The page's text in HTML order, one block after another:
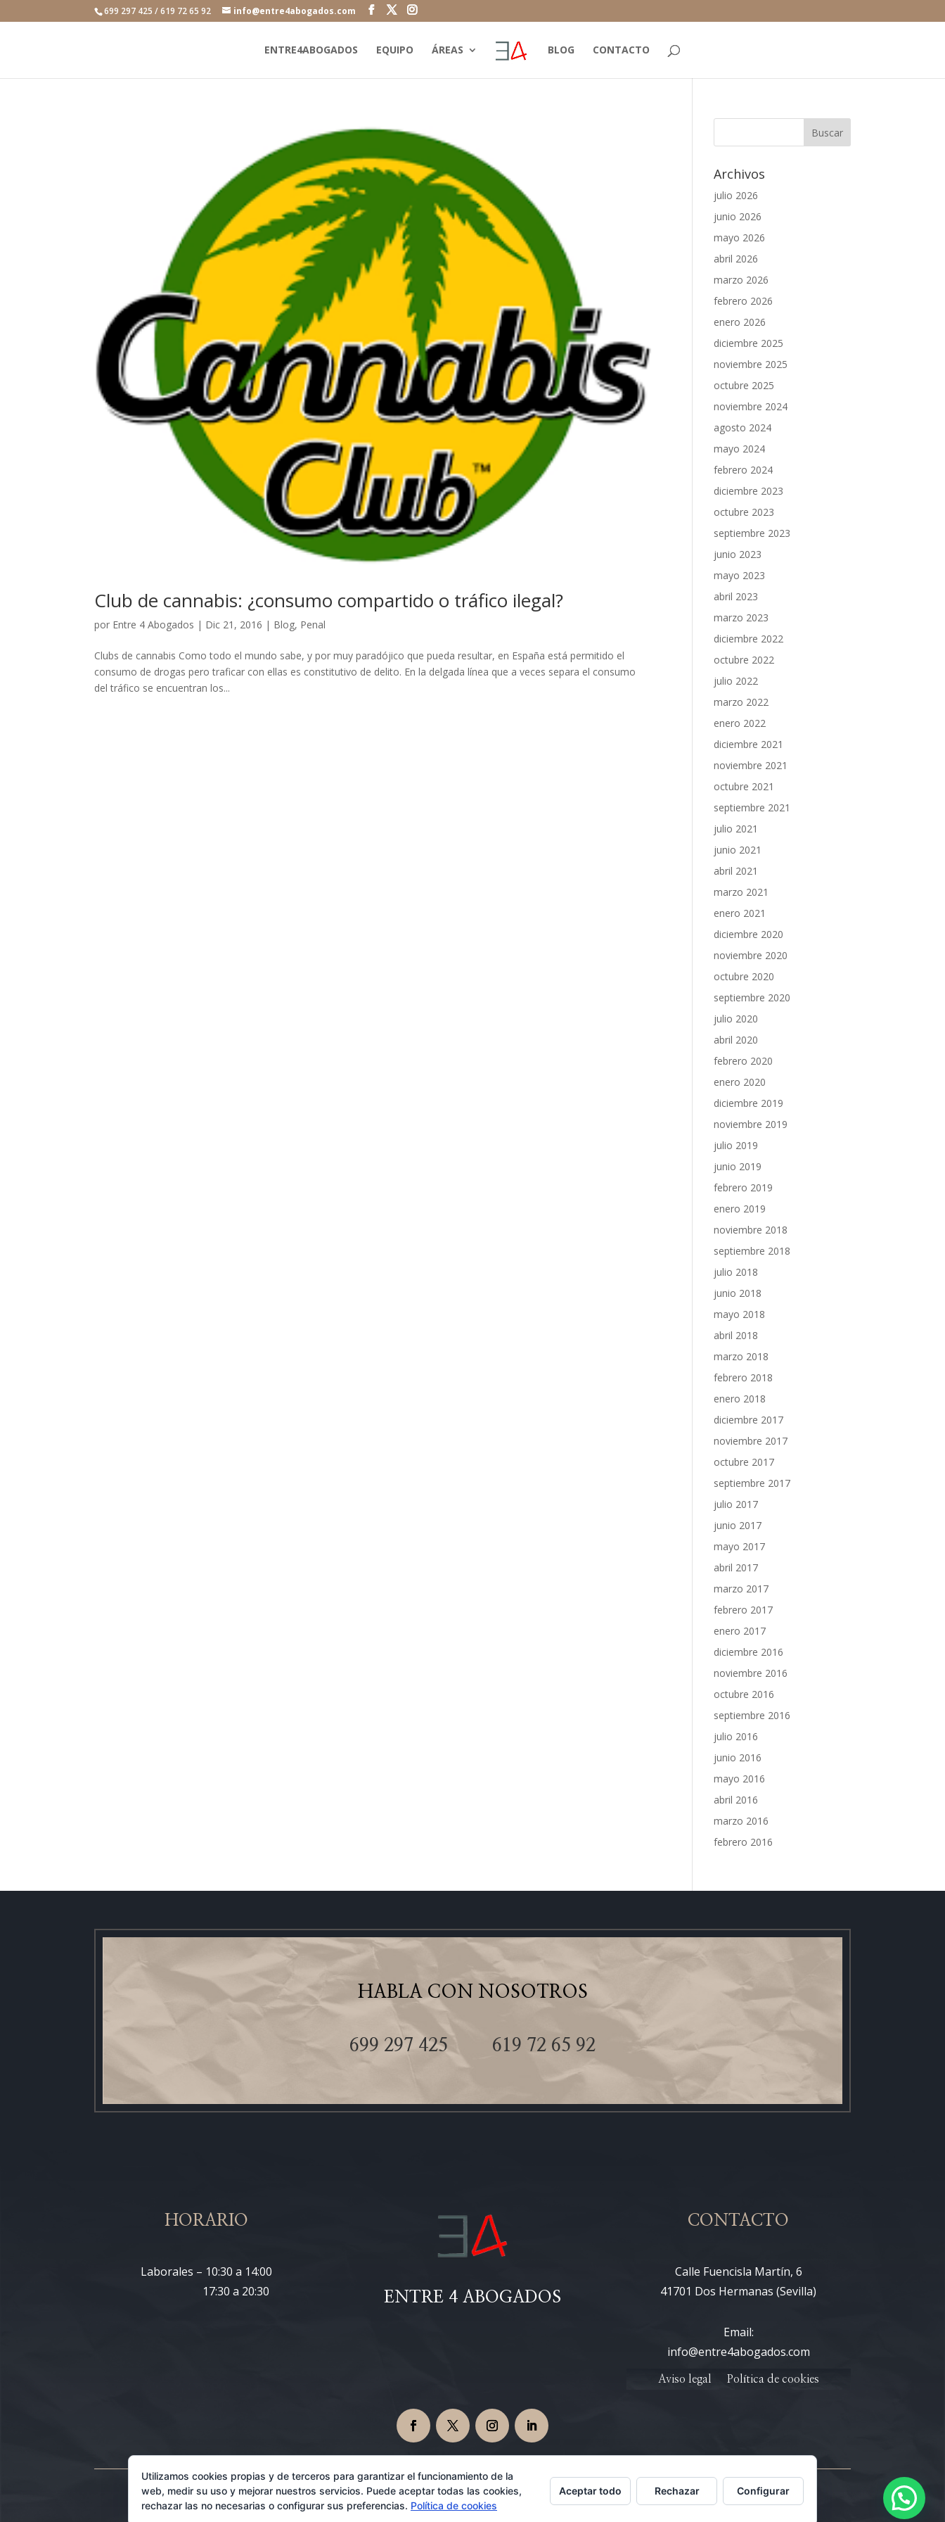
699 297 425 / 619 72 65 92 info@entre4abogados.com
ENTRE4ABOGADOS EQUIPO ÁREAS BLOG CONTACTO
Club de cannabis: ¿consumo compartido o tráfico ilegal?
por Entre 4 Abogados | Dic 21, 2016 | Blog, Penal
Clubs de cannabis Como todo el mundo sabe, y por muy paradójico que pueda resultar, en España está permitido el
consumo de drogas pero traficar con ellas es constitutivo de delito. En la delgada línea que a veces separa el consumo
del tráfico se encuentran los...
Archivos
julio 2026
junio 2026
mayo 2026
abril 2026
marzo 2026
febrero 2026
enero 2026
diciembre 2025
noviembre 2025
octubre 2025
noviembre 2024
agosto 2024
mayo 2024
febrero 2024
diciembre 2023
octubre 2023
septiembre 2023
junio 2023
mayo 2023
abril 2023
marzo 2023
diciembre 2022
octubre 2022
julio 2022
marzo 2022
enero 2022
diciembre 2021
noviembre 2021
octubre 2021
septiembre 2021
julio 2021
junio 2021
abril 2021
marzo 2021
enero 2021
diciembre 2020
noviembre 2020
octubre 2020
septiembre 2020
julio 2020
abril 2020
febrero 2020
enero 2020
diciembre 2019
noviembre 2019
julio 2019
junio 2019
febrero 2019
enero 2019
noviembre 2018
septiembre 2018
julio 2018
junio 2018
mayo 2018
abril 2018
marzo 2018
febrero 2018
enero 2018
diciembre 2017
noviembre 2017
octubre 2017
septiembre 2017
julio 2017
junio 2017
mayo 2017
abril 2017
marzo 2017
febrero 2017
enero 2017
diciembre 2016
noviembre 2016
octubre 2016
septiembre 2016
julio 2016
junio 2016
mayo 2016
abril 2016
marzo 2016
febrero 2016
HABLA CON NOSOTROS
699 297 425 619 72 65 92
HORARIO
Laborales – 10:30 a 14:00
17:30 a 20:30
ENTRE 4 ABOGADOS
CONTACTO
Calle Fuencisla Martín, 6
41701 Dos Hermanas (Sevilla)
Email:
info@entre4abogados.com
Aviso legal Política de cookies
Abogados en Dos Hermanas 08/06/2026
Utilizamos cookies propias y de terceros para garantizar el funcionamiento de la
web, medir su uso y mejorar nuestros servicios. Puede aceptar todas las cookies,
rechazar las no necesarias o configurar sus preferencias. Política de cookies
Aceptar todo Rechazar Configurar